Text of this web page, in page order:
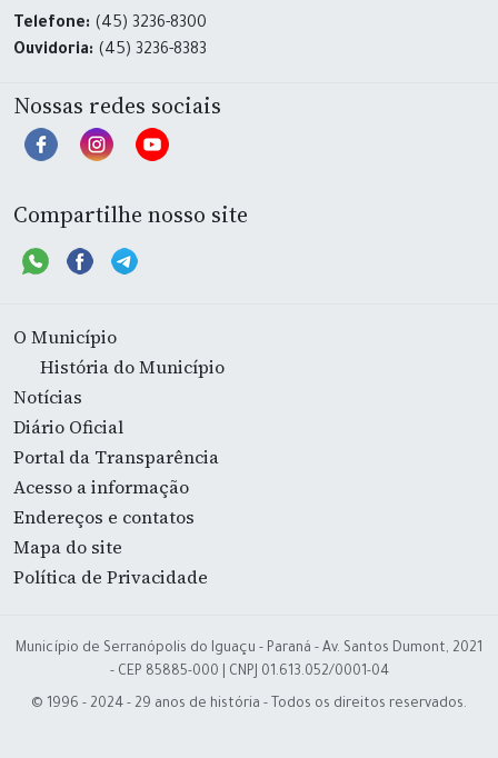
Telefone: (45) 3236-8300
Ouvidoria: (45) 3236-8383
Nossas redes sociais
Compartilhe nosso site
O Município
História do Município
Notícias
Diário Oficial
Portal da Transparência
Acesso a informação
Endereços e contatos
Mapa do site
Política de Privacidade
Município de Serranópolis do Iguaçu - Paraná - Av. Santos Dumont, 2021
- CEP 85885-000 | CNPJ 01.613.052/0001-04
© 1996 - 2024 - 29 anos de história - Todos os direitos reservados.